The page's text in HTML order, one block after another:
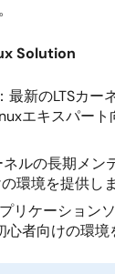
Solution
最新のLTSカー
エキスパー
ルの長期メン
環境を提供しま
リケーション
者向けの環境